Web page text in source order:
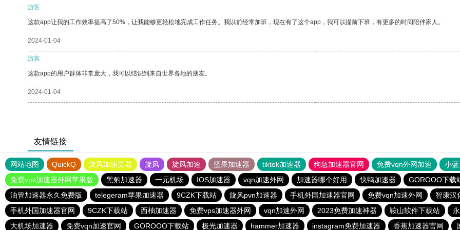
游客
这款app让我的工作效率提高了50%，让我能够更轻松地完成工作任务。我以前经常加班，现在有了这个app，我可以提前下班，有更多的时间陪伴家人。
2024-01-04
游客
这款app的用户群体非常庞大，我可以结识到来自世界各地的朋友。
2024-01-04
友情链接
网站地图 QuickQ 旋风加速度器 旋风 旋风加速 坚果加速器 tiktok加速器 狗急加速器官网 免费vqn外网加速 小
免费vps加速器外网苹果版
黑豹加速器 一元机场 IOS加速器 vqn加速外网 加速器哪个好用 快鸭加速器 GOROOO下载
油管加速器永久免费版
telegeram苹果加速器 9CZK下载站 旋风pvn加速器 手机外国加速器官网 免费vqn加速外网 智康汉
手机外国加速器官网
9CZK下载站 西柚加速器 免费vps加速器外网 vqn加速外网 2023免费加速神器 鞍山软件下载站
大机场加速器
免费vqn加速官网 GOROOO下载站 极光加速器 hammer加速器 instagram免费加速器 香蕉加速器官网